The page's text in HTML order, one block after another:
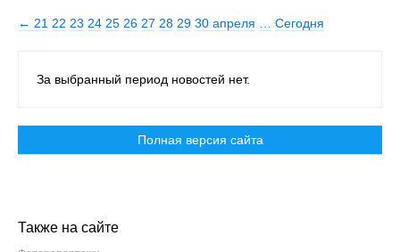
← 21 22 23 24 25 26 27 28 29 30 апреля Сегодня
За выбранный период новостей нет.
Полная версия сайта
Также на сайте